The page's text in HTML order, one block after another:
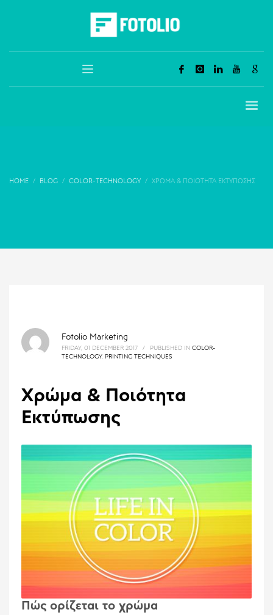
HOME BLOG COLOR-TECHNOLOGY ΧΡΏΜΑ & ΠΟΙΌΤΗΤΑ ΕΚΤΎΠΩΣΗΣ
Fotolio Marketing
FRIDAY, 01 DECEMBER 2017 / PUBLISHED IN COLOR-
TECHNOLOGY, PRINTING TECHNIQUES
Χρώμα & Ποιότητα
Εκτύπωσης
Πώς ορίζεται το χρώμα